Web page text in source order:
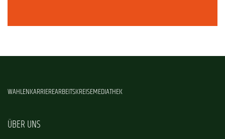
WAHLENKARRIEREARBEITSKREISEMEDIATHEK
ÜBER UNS